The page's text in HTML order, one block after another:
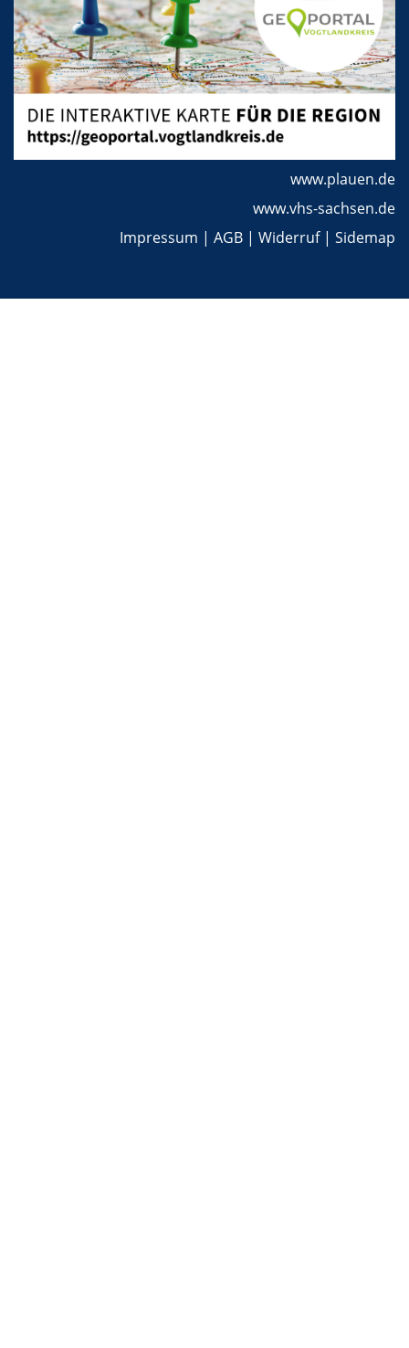
www.plauen.de
www.vhs-sachsen.de
Impressum | AGB | Widerruf| Sidemap